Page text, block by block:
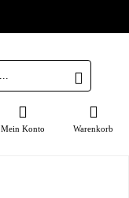
Warenkorb
Mein Konto